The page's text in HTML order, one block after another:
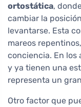
ortostática,
cambiar la
levantarse. Esta
mareos
conciencia. En los
y ya tienen una
representa un
Otro factor que